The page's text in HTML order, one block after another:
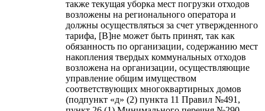
также текущая уборка мест погрузки отходов
возложены на регионального оператора и
должны осуществляться за счет утвержденного
тарифа, [B]не может быть принят, так как
обязанность по организации, содержанию мест
накопления твердых коммунальных отходов
возложена на организации, осуществляющие
управление общим имуществом
соответствующих многоквартирных домов
(подпункт «д» (2) пункта 11 Правил №491,